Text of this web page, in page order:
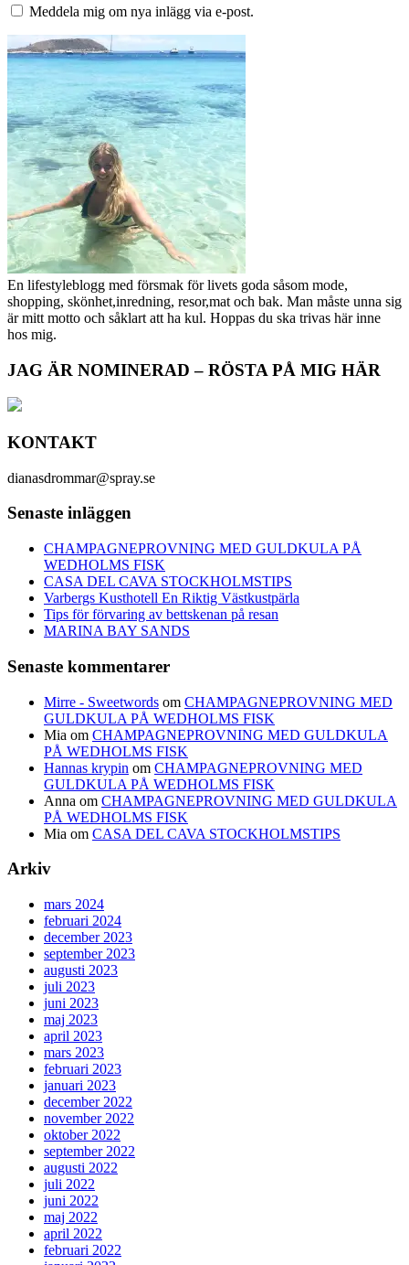
Meddela mig om nya inlägg via e-post.
En lifestyleblogg med försmak för livets goda såsom mode,
shopping, skönhet,inredning, resor,mat och bak. Man måste unna sig
är mitt motto och såklart att ha kul. Hoppas du ska trivas här inne
hos mig.
JAG ÄR NOMINERAD – RÖSTA PÅ MIG HÄR
KONTAKT
dianasdrommar@spray.se
Senaste inläggen
CHAMPAGNEPROVNING MED GULDKULA PÅ
WEDHOLMS FISK
CASA DEL CAVA STOCKHOLMSTIPS
Varbergs Kusthotell En Riktig Västkustpärla
Tips för förvaring av bettskenan på resan
MARINA BAY SANDS
Senaste kommentarer
Mirre - Sweetwords om CHAMPAGNEPROVNING MED
GULDKULA PÅ WEDHOLMS FISK
Mia om CHAMPAGNEPROVNING MED GULDKULA
PÅ WEDHOLMS FISK
Hannas krypin om CHAMPAGNEPROVNING MED
GULDKULA PÅ WEDHOLMS FISK
Anna om CHAMPAGNEPROVNING MED GULDKULA
PÅ WEDHOLMS FISK
Mia om CASA DEL CAVA STOCKHOLMSTIPS
Arkiv
mars 2024
februari 2024
december 2023
september 2023
augusti 2023
juli 2023
juni 2023
maj 2023
april 2023
mars 2023
februari 2023
januari 2023
december 2022
november 2022
oktober 2022
september 2022
augusti 2022
juli 2022
juni 2022
maj 2022
april 2022
februari 2022